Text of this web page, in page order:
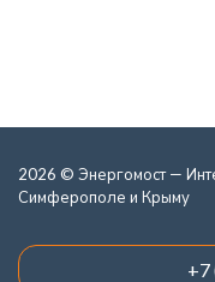
2026 © Энергомост —
Симферополе и Крыму
+7